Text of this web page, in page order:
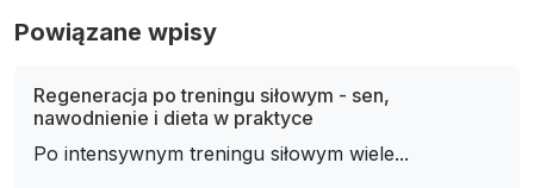
Powiązane wpisy
Regeneracja po treningu siłowym - sen,
nawodnienie i dieta w praktyce
Po intensywnym treningu siłowym wiele...